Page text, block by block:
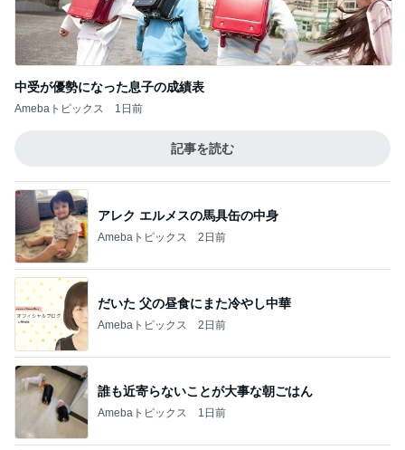
中受が優勢になった息子の成績表
Amebaトピックス 1日前
記事を読む
アレク エルメスの馬具缶の中身
Amebaトピックス 2日前
だいた 父の昼食にまた冷やし中華
Amebaトピックス 2日前
誰も近寄らないことが大事な朝ごはん
Amebaトピックス 1日前